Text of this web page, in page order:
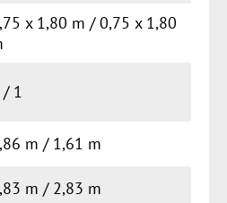
x 1,80 m / 0,75 x 1,80
/ 1
m / 1,61 m
m / 2,83 m